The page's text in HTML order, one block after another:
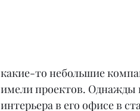
какие-то небольшие
имели проектов. Однажды
интерьера в его офисе в